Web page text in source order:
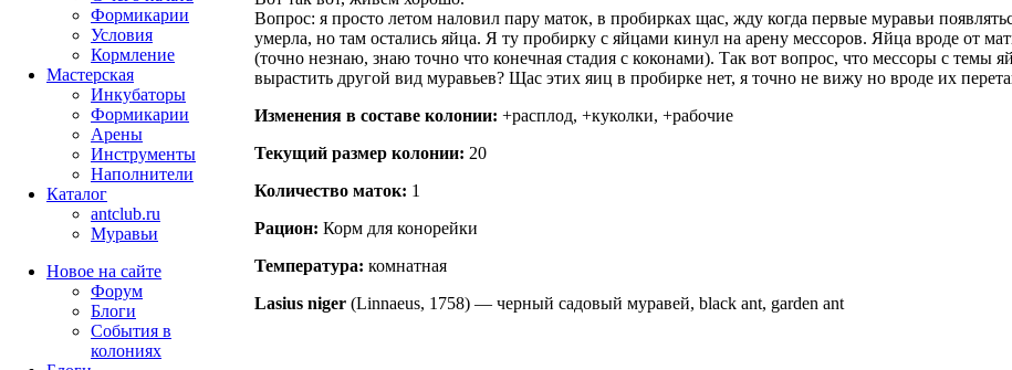
Вопрос: я просто летом наловил пару маток, в пробирках щас, жду когда первые муравьи
умерла, но там остались яйца. Я ту пробирку с яйцами кинул на арену мессоров. Яйца вроде от
(точно незнаю, знаю точно что конечная стадия с коконами). Так вот вопрос, что мессоры с темы
вырастить другой вид муравьев? Щас этих яиц в пробирке нет, я точно не вижу но вроде их
Изменения в составе кoлонии: +расплод, +куколки, +рабочие
Текущий размер кoлонии: 20
Количество маток: 1
Рацион: Корм для конорейки
Температура: комнатная
Lasius niger (Linnaeus, 1758) — черный садовый муравей, black ant, garden ant
Формикарии
Условия
Кормление
Мастерская
Инкубаторы
Формикарии
Арены
Инструменты
Наполнители
Каталог
antclub.ru
Муравьи
Новое на сайте
Форум
Блоги
События в
колониях